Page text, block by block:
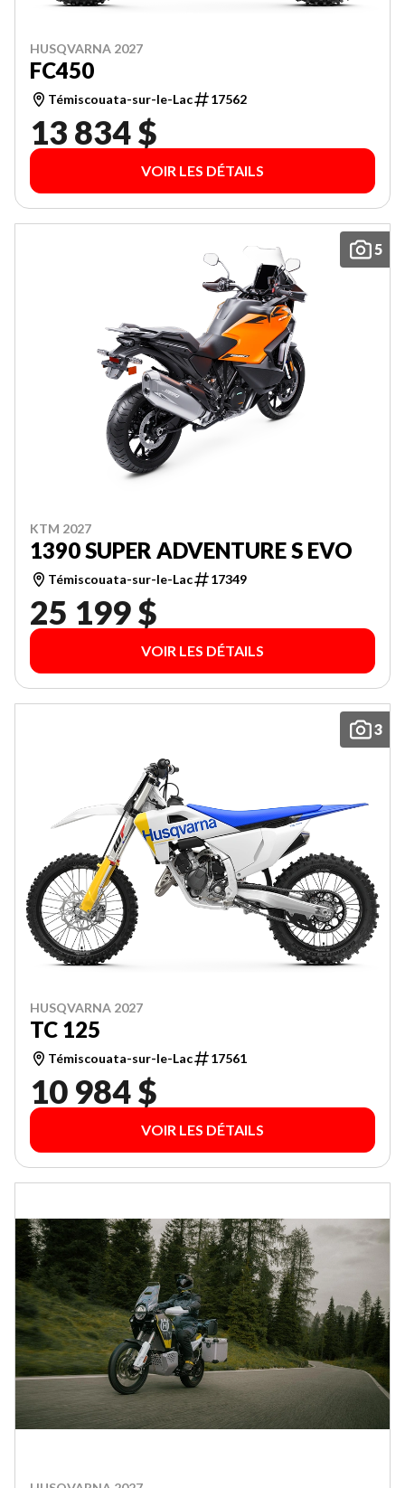
HUSQVARNA 2027
FC450
Témiscouata-sur-le-Lac 17562
13 834 $
VOIR LES DÉTAILS
5
KTM 2027
1390 SUPER ADVENTURE S EVO
Témiscouata-sur-le-Lac 17349
25 199 $
VOIR LES DÉTAILS
3
HUSQVARNA 2027
TC 125
Témiscouata-sur-le-Lac 17561
10 984 $
VOIR LES DÉTAILS